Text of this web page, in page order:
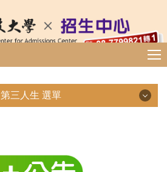
第三人生 選單